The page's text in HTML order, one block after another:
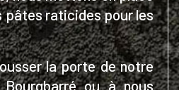
pâtes raticides pour les
la porte de notre
ou à nous